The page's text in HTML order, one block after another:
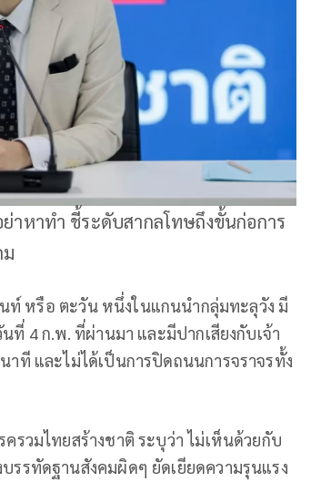
ย่าหาทำ ชี้ระดับสากลโทษถึงขั้นก่อการ
ท์ หรือ ตะวัน หนึ่งในแกนนำกลุ่มทะลุวัง มี
ที่ 4 ก.พ. ที่ผ่านมา และมีปากเสียงกับเจ้า
าที และไม่ได้เป็นการปิดถนนการจราจรทั้ง
รวมไทยสร้างชาติ ระบุว่า ไม่เห็นด้วยกับ
รรทัดฐานสังคมผิดๆ ยัดเยียดความรุนแรง